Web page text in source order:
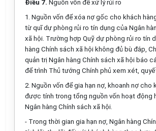
Điều 7. Nguồn vốn để xử lý rủi ro
1. Nguồn vốn để xóa nợ gốc cho khách
từ quĩ dự phòng rủi ro tín dụng của Ngân
xã hội. Trường hợp Quỹ dự phòng rủi ro tín
hàng Chính sách xã hội không đủ bù đắp,
quản trị Ngân hàng Chính sách xã hội báo
để trình Thủ tướng Chính phủ xem xét,
2. Nguồn vốn để gia hạn nợ, khoanh nợ cho
được tính trong tổng nguồn vốn hoạt động
Ngân hàng Chính sách xã hội.
- Trong thời gian gia hạn nợ, Ngân hàng